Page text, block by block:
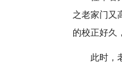
之老家门又
的校正好久
此时，